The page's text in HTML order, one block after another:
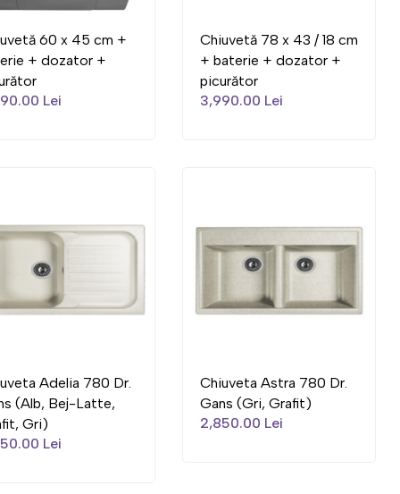
60 x 45 cm +
+ dozator +
Lei
Chiuvetă 78 x 43 / 18 cm
+ baterie + dozator +
picurător
3,990.00 Lei
Adelia 780 Dr.
(Alb, Bej-Latte,
Gri)
Lei
Chiuveta Astra 780 Dr.
Gans (Gri, Grafit)
2,850.00 Lei